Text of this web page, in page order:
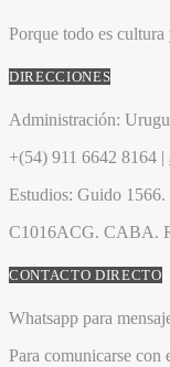
Porque todo es
DIRECCIONES
Administración:
+(54) 911 6642 8164 |
Estudios: Guido 1566.
C1016ACG. CABA.
CONTACTO DIRECTO
Whatsapp para
Para comunicarse